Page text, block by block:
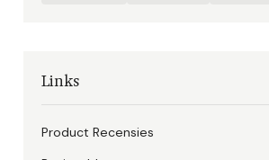
Links
Product Recensies